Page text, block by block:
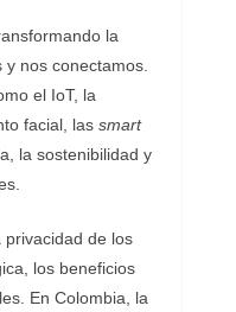
la
nos conectamos.
el IoT, la
facial, las smart
la sostenibilidad y
de los
los beneficios
En Colombia, la